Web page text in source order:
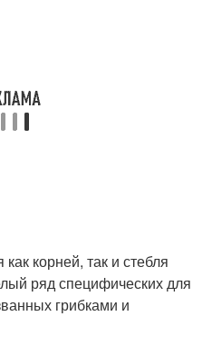
корней, так и стебля
ряд специфических для
грибками и